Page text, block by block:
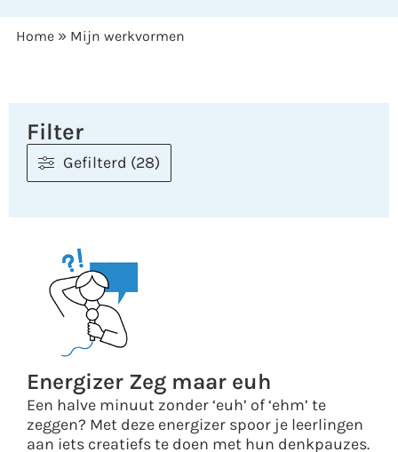
Home » Mijn werkvormen
Filter
Gefilterd (28)
Energizer Zeg maar euh
Een halve minuut zonder ‘euh’ of ‘ehm’ te
zeggen? Met deze energizer spoor je leerlingen
aan iets creatiefs te doen met hun denkpauzes.